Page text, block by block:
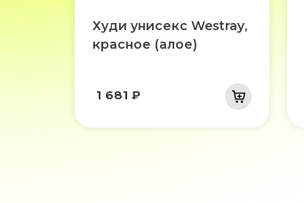
Худи унисекс Westray,
красное (алое)
1 681 ₽